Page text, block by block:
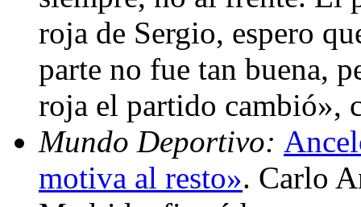
roja de Sergio, espero
parte no fue tan buena,
roja el partido cambió»,
Mundo Deportivo:
motiva al resto». Carlo